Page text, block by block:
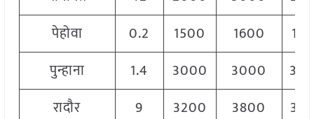
पेहोवा
0.2 1500 1600
पुन्हाना
1.4 3000 3000
रादौर
9 3200 3800